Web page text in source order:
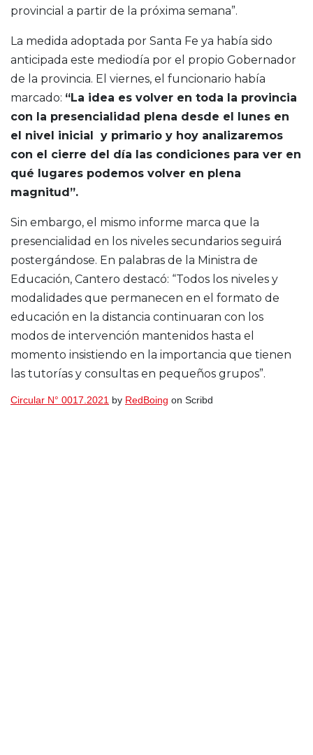
provincial a partir de la próxima semana”.
La medida adoptada por Santa Fe ya había sido
anticipada este mediodía por el propio Gobernador
de la provincia. El viernes, el funcionario había
marcado: “La idea es volver en toda la provincia
con la presencialidad plena desde el lunes en
el nivel inicial y primario y hoy analizaremos
con el cierre del día las condiciones para ver en
qué lugares podemos volver en plena
magnitud”.
Sin embargo, el mismo informe marca que la
presencialidad en los niveles secundarios seguirá
postergándose. En palabras de la Ministra de
Educación, Cantero destacó: “Todos los niveles y
modalidades que permanecen en el formato de
educación en la distancia continuaran con los
modos de intervención mantenidos hasta el
momento insistiendo en la importancia que tienen
las tutorías y consultas en pequeños grupos”.
Circular N° 0017.2021 by RedBoing on Scribd